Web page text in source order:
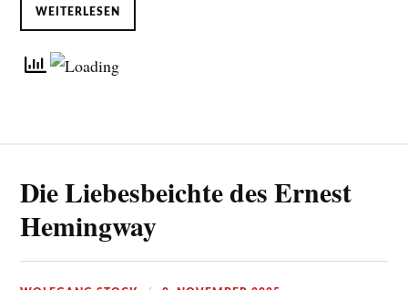
WEITERLESEN
Die Liebesbeichte des Ernest
Hemingway